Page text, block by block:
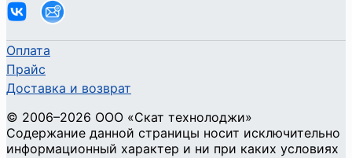
Оплата
Прайс
Доставка и возврат
© 2006–2026 ООО «Скат технолоджи»
Содержание данной страницы носит исключительно
информационный характер и ни при каких условиях